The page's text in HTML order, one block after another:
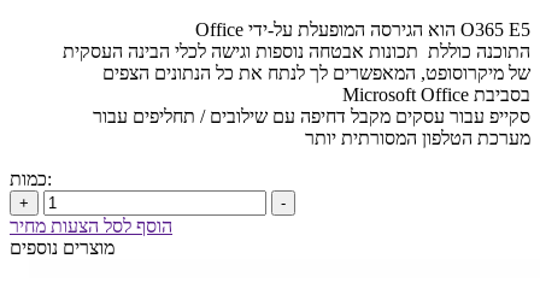
O365 E5 הוא הגירסה המופעלת על-ידי Office
התוכנה כוללת תכונות אבטחה נוספות וגישה לכלי הבינה העסקית
של מיקרוסופט, המאפשרים לך לנתח את כל הנתונים הצפים
בסביבת Microsoft Office
סקייפ עבור עסקים מקבל דחיפה עם שילובים / תחליפים עבור
מערכת הטלפון המסורתית יותר
כמות:
+ -
הוסף לסל הצעות מחיר
מוצרים נוספים